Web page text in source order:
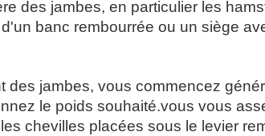
des jambes, en particulier les
banc rembourrée ou un siège
des jambes, vous commencez
le poids souhaité.vous vous
chevilles placées sous le levier